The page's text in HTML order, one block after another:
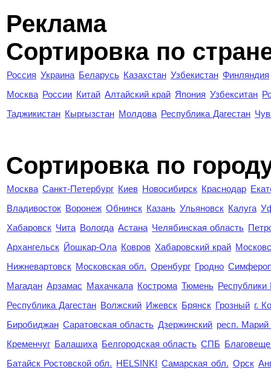
Реклама
Сортировка по
Россия Украина Беларусь Казахстан Узбекистан Финляндия
Москва России Китай Алтайский край Япония Узбекситан
Таджикистан Кыргызстан Молдова Республика Дагестан
Cортировка по
Москва Санкт-Петербург Киев Новосибирск Краснодар
Владивосток Воронеж Обнинск Казань Ульяновск Калуга
Хабаровск Чита Вологда Астана Челябинская область
Архангельск Йошкар-Ола Ковров Хабаровский край
Нижневартовск Московская обл. Оренбург Гродно
Магадан Арзамас Махачкала Кострома Тюмень Республики
Республика Дагестан Волжский Ижевск Брянск Грозный г.
Биробиджан Саратовская область Дзержинский респ.
Кременчуг Балашиха Белгородская область СПБ
Батайск Ростовской обл. HELSINKI Самарская обл. Орск